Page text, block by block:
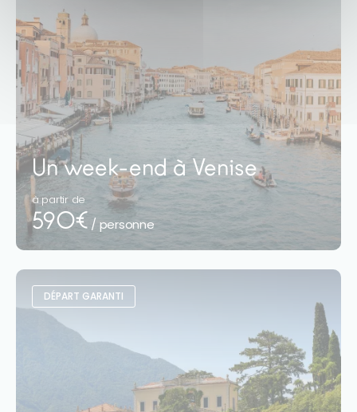
Un week-end à Venise
à partir de
590€ / personne
DÉPART GARANTI